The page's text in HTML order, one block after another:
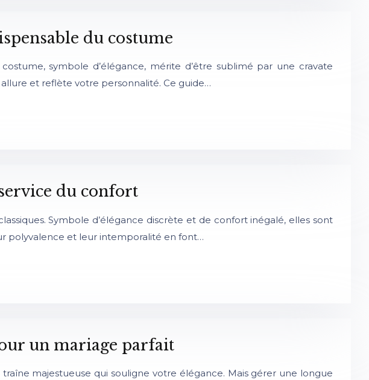
du costume
symbole d’élégance, mérite d’être sublimé par une cravate
et reflète votre personnalité. Ce guide…
du confort
Symbole d’élégance discrète et de confort inégalé, elles sont
polyvalence et leur intemporalité en font…
un mariage parfait
majestueuse qui souligne votre élégance. Mais gérer une longue